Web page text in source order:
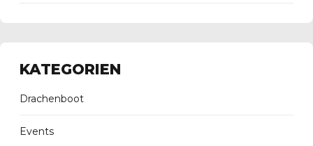
KATEGORIEN
Drachenboot
Events